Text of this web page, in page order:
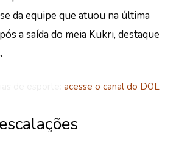
da equipe que atuou na última
a saída do meia Kukri, destaque
acesse o canal do DOL